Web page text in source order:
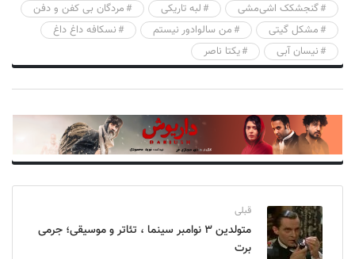
گنجشکک اشی‌مشی
لبه تاریکی
مردگان بی کفن و دفن
مشکل گیتی
من سالوادور نیستم
نسکافه داغ داغ
نیسان آبی
یکتا ناصر
قبلی
متولدین ۳ نوامبر سینما ، تئاتر و موسیقی؛ جرمی
برت